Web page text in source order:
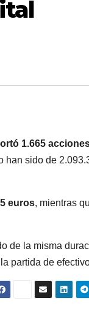
1.665
han sido de
euros, mientras
de la misma
partida de